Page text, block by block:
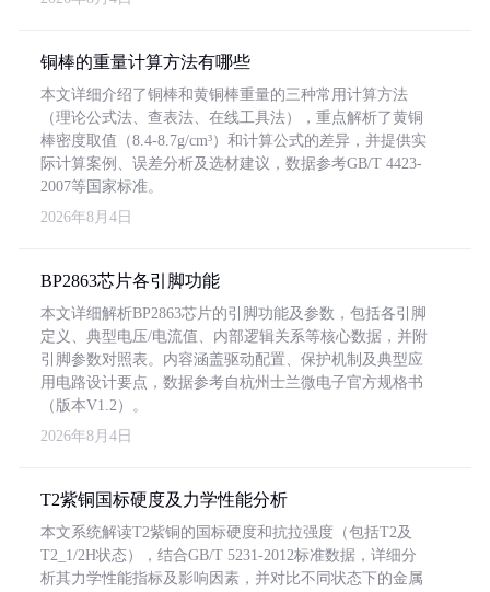
铜棒的重量计算方法有哪些
本文详细介绍了铜棒和黄铜棒重量的三种常用计算方法
（理论公式法、查表法、在线工具法），重点解析了黄铜
棒密度取值（8.4-8.7g/cm³）和计算公式的差异，并提供实
际计算案例、误差分析及选材建议，数据参考GB/T 4423-
2007等国家标准。
2026年8月4日
BP2863芯片各引脚功能
本文详细解析BP2863芯片的引脚功能及参数，包括各引脚
定义、典型电压/电流值、内部逻辑关系等核心数据，并附
引脚参数对照表。内容涵盖驱动配置、保护机制及典型应
用电路设计要点，数据参考自杭州士兰微电子官方规格书
（版本V1.2）。
2026年8月4日
T2紫铜国标硬度及力学性能分析
本文系统解读T2紫铜的国标硬度和抗拉强度（包括T2及
T2_1/2H状态），结合GB/T 5231-2012标准数据，详细分
析其力学性能指标及影响因素，并对比不同状态下的金属